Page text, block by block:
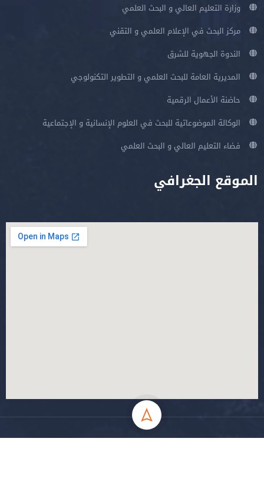
وزارة التعليم العالي و البحث العلمي
مركز البحث في الإعلام العلمي و التقني
الندوة الجهوية للشرق
المديرية العامة للبحث العلمي و التطوير التكنولوجي
حاضنة الأعمال الرقمية
الوكالة الموضوعاتية للبحث في العلوم الإنسانية و الإجتماعية
فضاء التعليم العالي و البحث العلمي
الموقع الجغرافي
جميع الحقوق محفوظة جامعة المسيلة - 2024